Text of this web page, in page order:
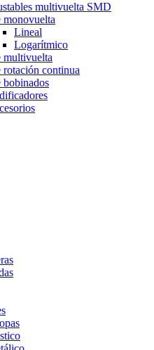
multivuelta SMD
monovuelta
Lineal
Logarítmico
multivuelta
rotación continua
bobinados